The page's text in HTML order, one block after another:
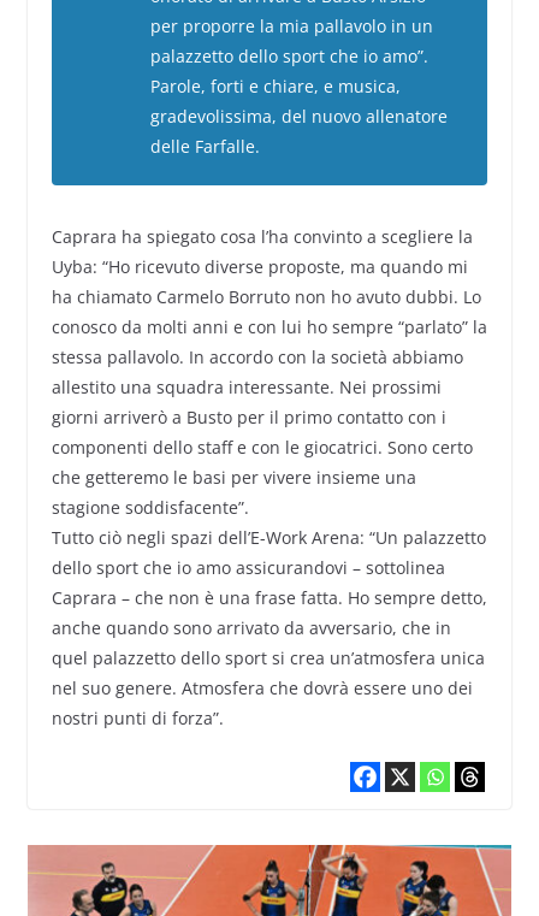
per proporre la mia pallavolo in un
palazzetto dello sport che io amo”.
Parole, forti e chiare, e musica,
gradevolissima, del nuovo allenatore
delle Farfalle.
Caprara ha spiegato cosa l’ha convinto a scegliere la
Uyba: “Ho ricevuto diverse proposte, ma quando mi
ha chiamato Carmelo Borruto non ho avuto dubbi. Lo
conosco da molti anni e con lui ho sempre “parlato” la
stessa pallavolo. In accordo con la società abbiamo
allestito una squadra interessante. Nei prossimi
giorni arriverò a Busto per il primo contatto con i
componenti dello staff e con le giocatrici. Sono certo
che getteremo le basi per vivere insieme una
stagione soddisfacente”.
Tutto ciò negli spazi dell’E-Work Arena: “Un palazzetto
dello sport che io amo assicurandovi – sottolinea
Caprara – che non è una frase fatta. Ho sempre detto,
anche quando sono arrivato da avversario, che in
quel palazzetto dello sport si crea un’atmosfera unica
nel suo genere. Atmosfera che dovrà essere uno dei
nostri punti di forza”.